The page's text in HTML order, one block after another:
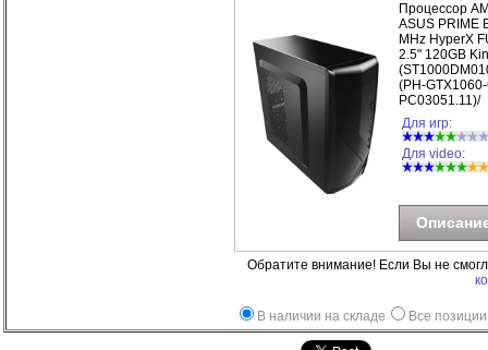
Процессор
ASUS PRIME
MHz HyperX
2.5" 120GB
(PH-
PC03051.11)/
Для игр:
Для video:
Обратите внимание! Если Вы не
В наличии на складе Все позиции